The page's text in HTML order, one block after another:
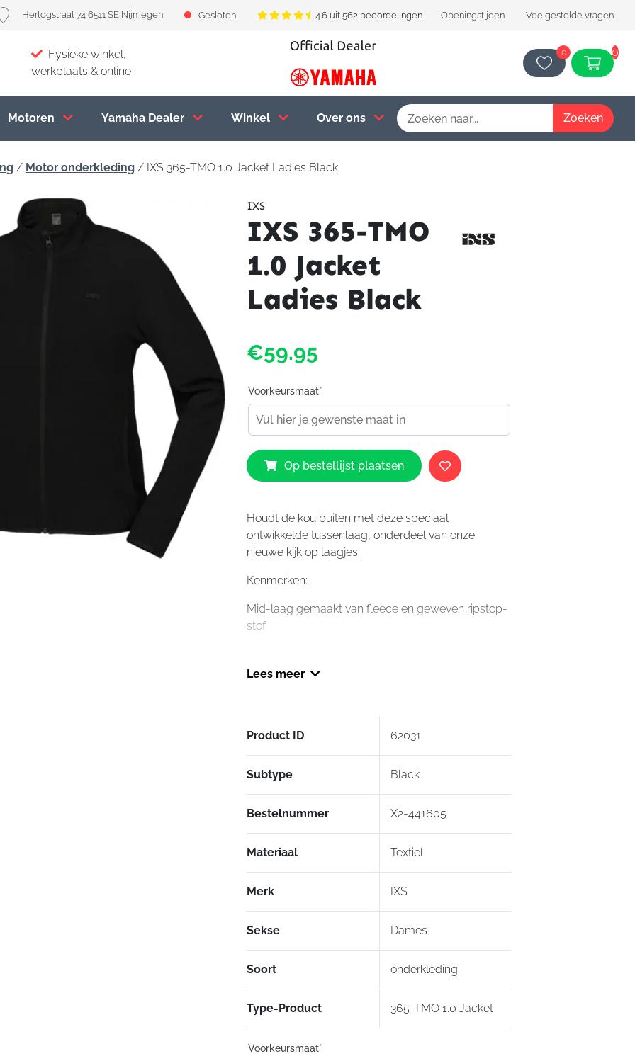
Hertogstraat 74 6511 SE Nijmegen Gesloten 4.6 uit 562 beoordelingen Openingstijden Veelgestelde vragen
Fysieke winkel,
werkplaats & online
0 0
Motoren Yamaha Dealer Winkel Over ons
/ Motor onderkleding/ IXS 365-TMO 1.0 Jacket Ladies Black
IXS
IXS 365-TMO
1.0 Jacket
Ladies Black
€59.95
Voorkeursmaat*
IXS
365-
TMO
Jacket
Ladies
Black
Op bestellijst plaatsen
Houdt de kou buiten met deze speciaal
ontwikkelde tussenlaag, onderdeel van onze
nieuwe kijk op laagjes.
Kenmerken:
Mid-laag gemaakt van fleece en geweven ripstop-
stof
Raglan mouwen
YKK rits aan de voorkant
2 steekzakken
Elastische zoom en manchetten
Voering: 100% polyester
Lees meer
Product ID 62031
Subtype Black
Bestelnummer X2-441605
Materiaal Textiel
Merk IXS
Sekse Dames
Soort onderkleding
Type-Product 365-TMO 1.0 Jacket
Voorkeursmaat*